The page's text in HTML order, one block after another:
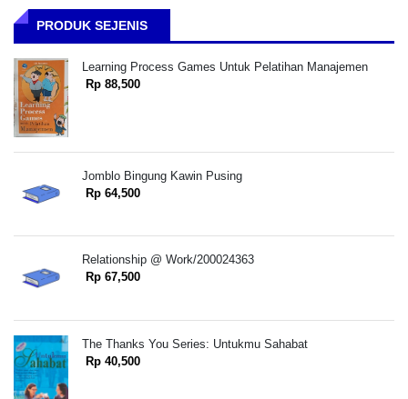
PRODUK SEJENIS
Learning Process Games Untuk Pelatihan Manajemen
Rp 88,500
Jomblo Bingung Kawin Pusing
Rp 64,500
Relationship @ Work/200024363
Rp 67,500
The Thanks You Series: Untukmu Sahabat
Rp 40,500